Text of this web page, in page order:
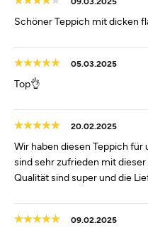
Schöner Teppich mit dicken
05.03.2025
Top👌
20.02.2025
Wir haben diesen Teppich
sind sehr zufrieden mit
Qualität sind super und die
09.02.2025